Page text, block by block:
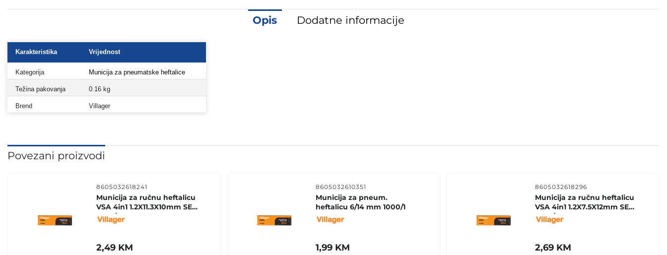
Opis Dodatne informacije
Karakteristika Vrijednost
Kategorija Municija za pneumatske heftalice
Težina pakovanja 0.16 kg
Brend Villager
Povezani proizvodi
8605032618241
Municija za ručnu heftalicu
VSA 4in1 1.2X11.3X10mm SET
1000/1
2,49 KM
8605032610351
Municija za pneum.
heftalicu 6/14 mm 1000/1
1,99 KM
8605032618296
Municija za ručnu heftalicu
VSA 4in1 1.2X7.5X12mm SET
1000/1
2,69 KM